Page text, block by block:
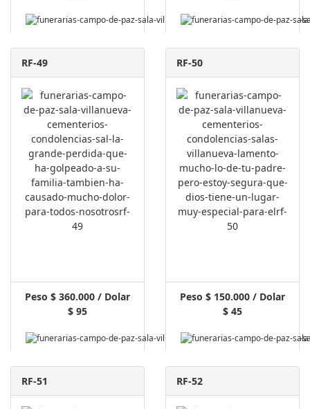
RF-49
Peso $ 360.000 / Dolar
$ 95
RF-50
Peso $ 150.000 / Dolar
$ 45
RF-51 RF-52